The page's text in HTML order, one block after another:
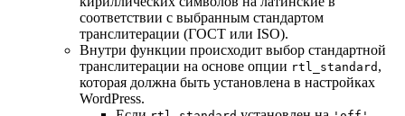
соответствии с выбранным стандартом
транслитерации (ГОСТ или ISO).
Внутри функции происходит выбор стандартной
транслитерации на основе опции rtl_standard ,
которая должна быть установлена в настройках
WordPress.